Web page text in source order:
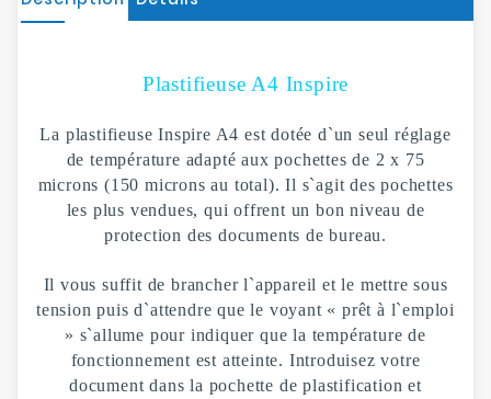
Plastifieuse A4 Inspire
La plastifieuse Inspire A4 est dotée d`un seul réglage
de température adapté aux pochettes de 2 x 75
microns (150 microns au total). Il s`agit des pochettes
les plus vendues, qui offrent un bon niveau de
protection des documents de bureau.
Il vous suffit de brancher l`appareil et le mettre sous
tension puis d`attendre que le voyant « prêt à l`emploi
» s`allume pour indiquer que la température de
fonctionnement est atteinte. Introduisez votre
document dans la pochette de plastification et